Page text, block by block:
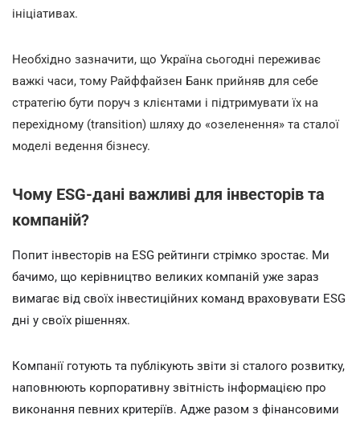
ініціативах.
Необхідно зазначити, що Україна сьогодні переживає
важкі часи, тому Райффайзен Банк прийняв для себе
стратегію бути поруч з клієнтами і підтримувати їх на
перехідному (transition) шляху до «озеленення» та сталої
моделі ведення бізнесу.
Чому ESG-дані важливі для інвесторів та
компаній?
Попит інвесторів на ESG рейтинги стрімко зростає. Ми
бачимо, що керівництво великих компаній уже зараз
вимагає від своїх інвестиційних команд враховувати ESG
дні у своїх рішеннях.
Компанії готують та публікують звіти зі сталого розвитку,
наповнюють корпоративну звітність інформацією про
виконання певних критеріїв. Адже разом з фінансовими